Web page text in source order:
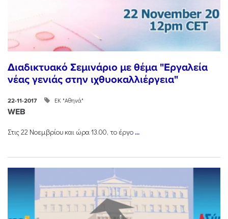
Διαδικτυακό Σεμινάριο με θέμα "Εργαλεία
νέας γενιάς στην ιχθυοκαλλιέργεια"
22-11-2017 ΕΚ "Αθηνά"
WEB
Στις 22 Νοεμβρίου και ώρα 13.00, το έργο ...